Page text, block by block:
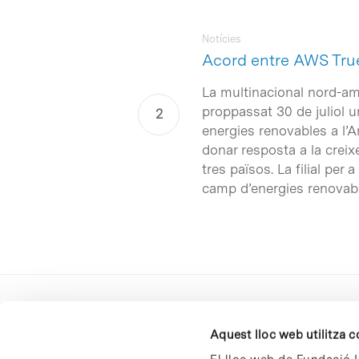
Aquest lloc web utilitza
Acord entre AWS
Notícies
La multinacional nord-
proppassat 30 de juliol
energies renovables a
donar resposta a la
tres països. La filial per
camp d’energies